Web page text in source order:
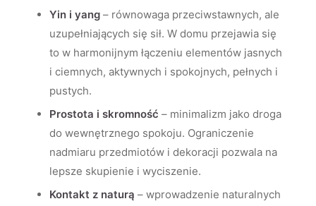
Yin i yang – równowaga przeciwstawnych, ale
uzupełniających się sił. W domu przejawia się
to w harmonijnym łączeniu elementów jasnych
i ciemnych, aktywnych i spokojnych, pełnych i
pustych.
Prostota i skromność – minimalizm jako droga
do wewnętrznego spokoju. Ograniczenie
nadmiaru przedmiotów i dekoracji pozwala na
lepsze skupienie i wyciszenie.
Kontakt z naturą – wprowadzenie naturalnych